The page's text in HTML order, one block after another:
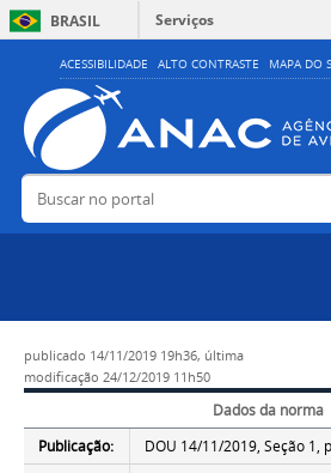
ACESSIBILIDADE ALTO CONTRASTE MAPA DO
BRASIL
Serviços
Buscar no portal
publicado 14/11/2019 19h36, última
modificação 24/12/2019 11h50
Dados da norma
Publicação:
DOU 14/11/2019, Seção 1,